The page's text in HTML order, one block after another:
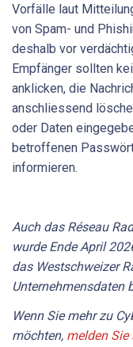
Vorfälle laut
von Spam- und
deshalb vor
Empfänger sollten
anklicken, die
anschliessend
oder Daten
betroffenen
informieren.
Auch das Réseau
wurde Ende April
das Westschweizer
Unternehmensdaten
Wenn Sie mehr zu
möchten, melden